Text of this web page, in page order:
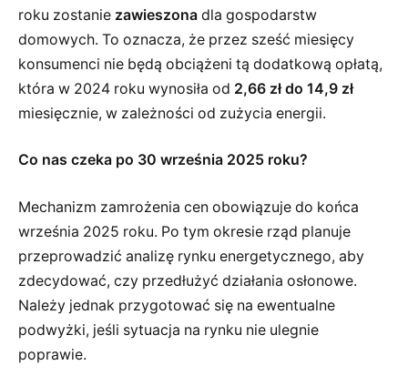
roku zostanie zawieszona dla gospodarstw
domowych. To oznacza, że przez sześć miesięcy
konsumenci nie będą obciążeni tą dodatkową opłatą,
która w 2024 roku wynosiła od 2,66 zł do 14,9 zł
miesięcznie, w zależności od zużycia energii.
Co nas czeka po 30 września 2025 roku?
Mechanizm zamrożenia cen obowiązuje do końca
września 2025 roku. Po tym okresie rząd planuje
przeprowadzić analizę rynku energetycznego, aby
zdecydować, czy przedłużyć działania osłonowe.
Należy jednak przygotować się na ewentualne
podwyżki, jeśli sytuacja na rynku nie ulegnie
poprawie.